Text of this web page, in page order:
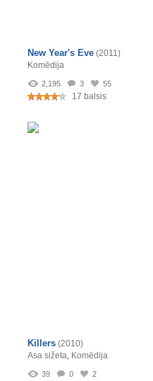
New Year's Eve (2011)
Komēdija
2,195 3 55
17 balsis
Killers (2010)
Asa sižeta, Komēdija
39 0 2